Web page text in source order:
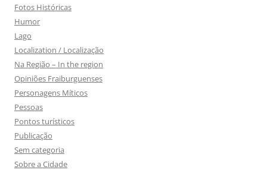
Fotos Históricas
Humor
Lago
Localization / Localização
Na Região – In the region
Opiniões Fraiburguenses
Personagens Míticos
Pessoas
Pontos turísticos
Publicação
Sem categoria
Sobre a Cidade